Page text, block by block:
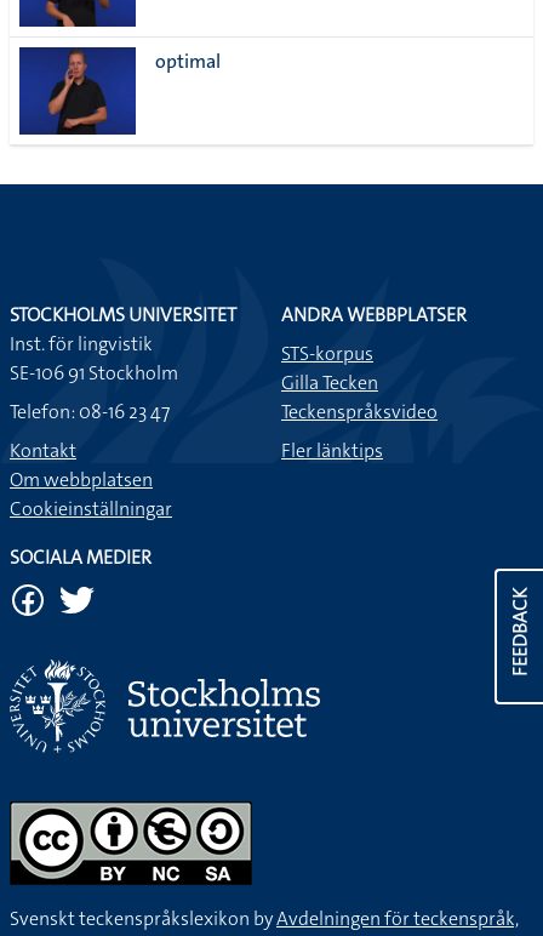
optimal
FEEDBACK
STOCKHOLMS UNIVERSITET
Inst. för lingvistik
SE-106 91 Stockholm
Telefon: 08-16 23 47
Kontakt
Om webbplatsen
Cookieinställningar
ANDRA WEBBPLATSER
STS-korpus
Gilla Tecken
Teckenspråksvideo
Fler länktips
SOCIALA MEDIER
Svenskt teckenspråkslexikon byAvdelningen för teckenspråk,